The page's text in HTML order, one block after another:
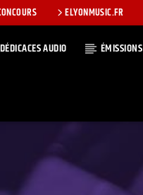
ELYONMUSIC.FR
DÉDICACES AUDIO ÉMISSIONS